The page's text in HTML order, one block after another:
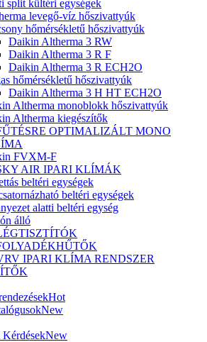
split kültéri egységek
levegő-víz hőszivattyúk
hőmérsékletű hőszivattyúk
Daikin Altherma 3 RW
Daikin Altherma 3 R F
Daikin Altherma 3 R ECH2O
hőmérsékletű hőszivattyúk
Daikin Altherma 3 H HT ECH2O
Altherma monoblokk hőszivattyúk
Altherma kiegészítők
OPTIMALIZÁLT MONO
FVXM-F
AIR IPARI KLÍMÁK
beltéri egységek
beltéri egységek
alatti beltéri egység
álló
IPARI KLÍMA RENDSZER
Hot
New
New